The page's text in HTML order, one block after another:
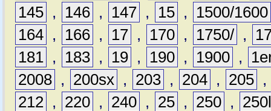
145 , 146 , 147 , 15 ,
1500/1600
164 , 166 , 17 , 170 , 1750/ ,
181 , 183 , 19 , 190 , 1900 ,
2008 , 200sx , 203 , 204 , 205 ,
212 , 220 , 240 , 25 , 250 ,